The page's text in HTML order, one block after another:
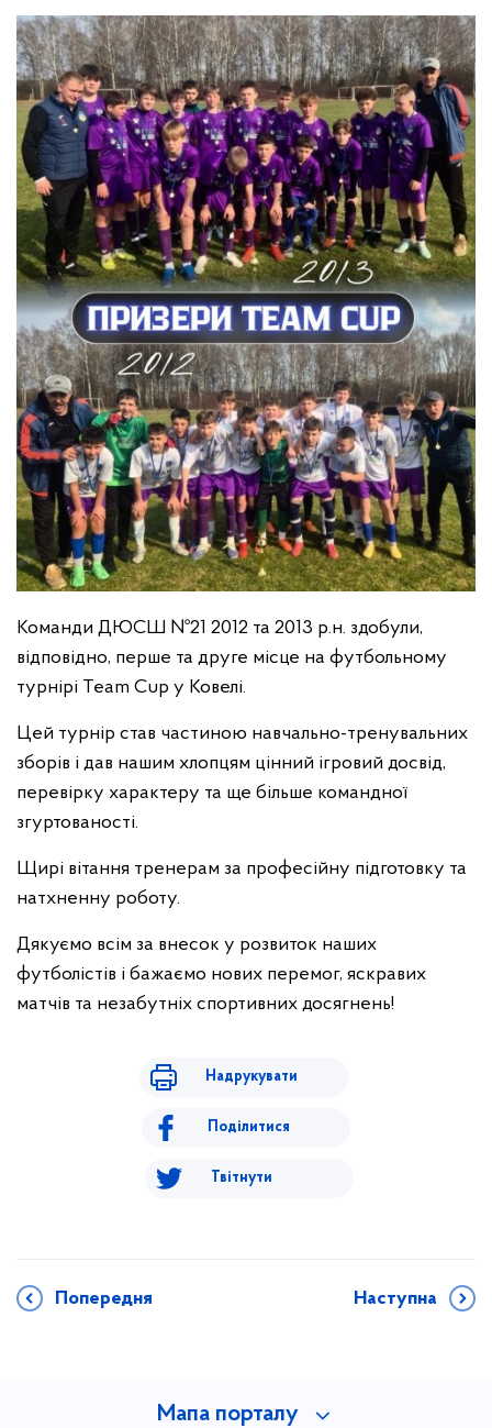
Команди ДЮСШ №21 2012 та 2013 р.н. здобули,
відповідно, перше та друге місце на футбольному
турнірі Team Cup у Ковелі.
Цей турнір став частиною навчально-тренувальних
зборів і дав нашим хлопцям цінний ігровий досвід,
перевірку характеру та ще більше командної
згуртованості.
Щирі вітання тренерам за професійну підготовку та
натхненну роботу.
Дякуємо всім за внесок у розвиток наших
футболістів і бажаємо нових перемог, яскравих
матчів та незабутніх спортивних досягнень!
Надрукувати
Поділитися
Твітнути
Попередня Наступна
Мапа порталу